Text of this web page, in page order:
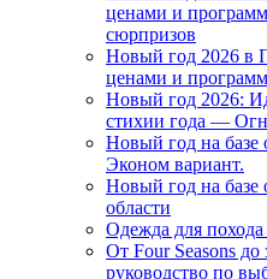
ценами и
сюрпризов
Новый год 2026 в
ценами и
Новый год 2026:
стихии года —
Новый год на базе
Эконом вариант.
Новый год на базе
области
Одежда для
От Four Seasons до
руководство по